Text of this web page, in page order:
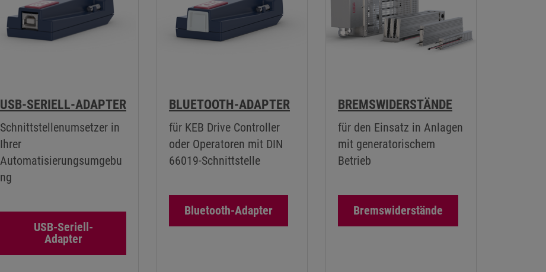
USB-SERIELL-ADAPTER
Schnittstellenumsetzer in
Ihrer
Automatisierungsumgebu
ng
USB-Seriell-
Adapter
BLUETOOTH-ADAPTER
für KEB Drive Controller
oder Operatoren mit DIN
66019-Schnittstelle
Bluetooth-Adapter
BREMSWIDERSTÄNDE
für den Einsatz in Anlagen
mit generatorischem
Betrieb
Bremswiderstände